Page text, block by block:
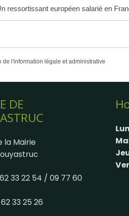
ressortissant européen salarié en
de l'information légale et administrative
DE
la Mairie
33 22 54 / 09 77 60
33 25 26